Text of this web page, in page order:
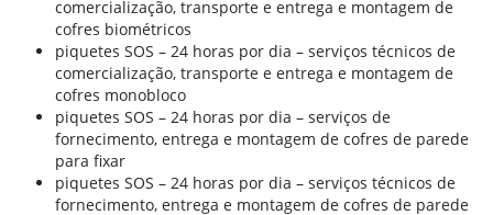
comercialização, transporte e entrega e montagem de
cofres biométricos
piquetes SOS – 24 horas por dia – serviços técnicos de
comercialização, transporte e entrega e montagem de
cofres monobloco
piquetes SOS – 24 horas por dia – serviços de
fornecimento, entrega e montagem de cofres de parede
para fixar
piquetes SOS – 24 horas por dia – serviços técnicos de
fornecimento, entrega e montagem de cofres de parede